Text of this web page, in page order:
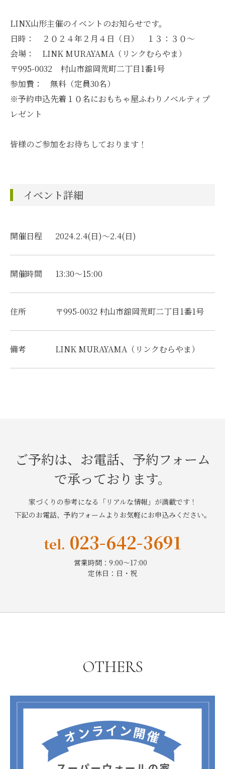
LINX山形主催のイベントのお知らせです。
日時： ２０２４年２月４日（日） １３：３０～
会場： LINK MURAYAMA（リンクむらやま）
〒995-0032 村山市舘岡荒町二丁目1番1号
参加費： 無料（定員30名）
※予約申込先着１０名におもちゃ屋ふわりノベルティプ
レゼント
皆様のご参加をお待ちしております！
イベント詳細
開催日程 2024.2.4(日)〜2.4(日)
開催時間 13:30～15:00
住所 〒995-0032 村山市舘岡荒町二丁目1番1号
備考 LINK MURAYAMA（リンクむらやま）
ご予約は、お電話、予約フォーム
で承っております。
家づくりの参考になる「リアルな情報」が満載です！
下記のお電話、予約フォームよりお気軽にお申込みください。
tel. 023-642-3691
営業時間：9:00～17:00
定休日：日・祝
OTHERS